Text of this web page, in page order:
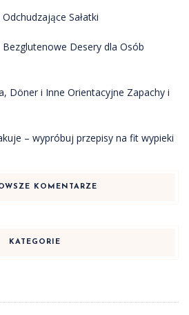
Sałatki
Desery dla Osób
Döner i Inne Orientacyjne Zapachy i
– wypróbuj przepisy na fit wypieki
KOMENTARZE
KATEGORIE